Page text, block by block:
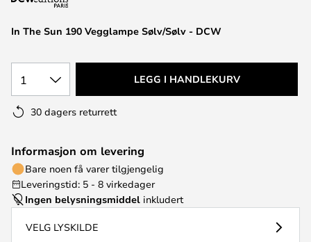
In The Sun 190 Vegglampe Sølv/Sølv - DCW
1 LEGG I HANDLEKURV
30 dagers returrett
Informasjon om levering
Bare noen få varer tilgjengelig
Leveringstid: 5 - 8 virkedager
Ingen belysningsmiddel inkludert
VELG LYSKILDE